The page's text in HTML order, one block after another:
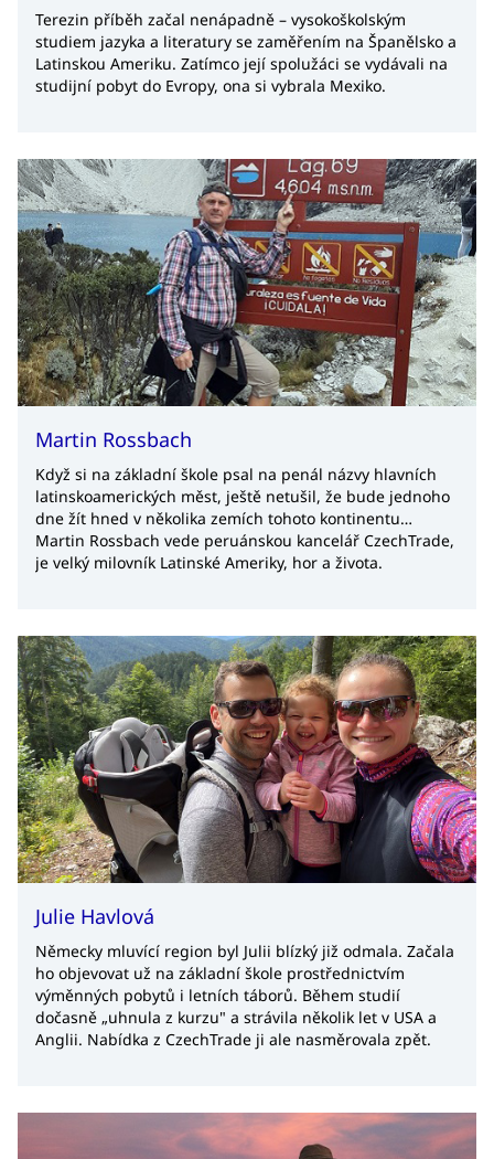
Terezin příběh začal nenápadně – vysokoškolským
studiem jazyka a literatury se zaměřením na Španělsko a
Latinskou Ameriku. Zatímco její spolužáci se vydávali na
studijní pobyt do Evropy, ona si vybrala Mexiko.
Martin Rossbach
Když si na základní škole psal na penál názvy hlavních
latinskoamerických měst, ještě netušil, že bude jednoho
dne žít hned v několika zemích tohoto kontinentu…
Martin Rossbach vede peruánskou kancelář CzechTrade,
je velký milovník Latinské Ameriky, hor a života.
Julie Havlová
Německy mluvící region byl Julii blízký již odmala. Začala
ho objevovat už na základní škole prostřednictvím
výměnných pobytů i letních táborů. Během studií
dočasně „uhnula z kurzu" a strávila několik let v USA a
Anglii. Nabídka z CzechTrade ji ale nasměrovala zpět.